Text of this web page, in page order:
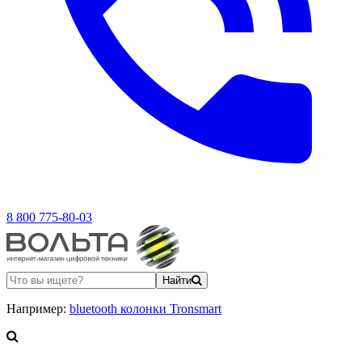
8 800 775-80-03
Найти
Например: bluetooth колонки Tronsmart